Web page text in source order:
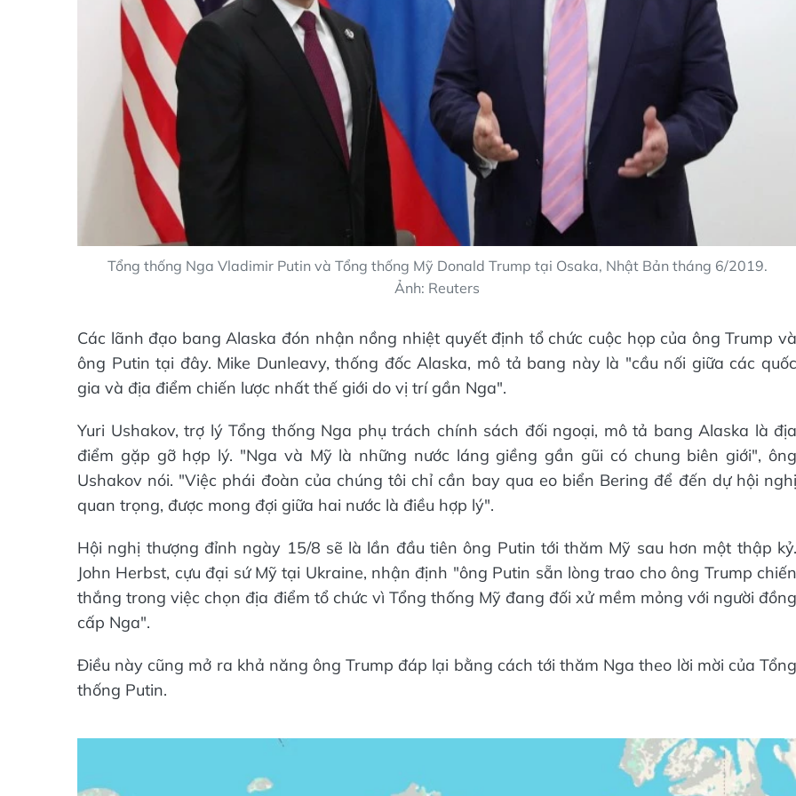
Tổng thống Nga Vladimir Putin và Tổng thống Mỹ Donald Trump tại Osaka, Nhật Bản tháng 6/2019.
Ảnh: Reuters
Các lãnh đạo bang Alaska đón nhận nồng nhiệt quyết định tổ chức cuộc họp của ông Trump và
ông Putin tại đây. Mike Dunleavy, thống đốc Alaska, mô tả bang này là "cầu nối giữa các quốc
gia và địa điểm chiến lược nhất thế giới do vị trí gần Nga".
Yuri Ushakov, trợ lý Tổng thống Nga phụ trách chính sách đối ngoại, mô tả bang Alaska là địa
điểm gặp gỡ hợp lý. "Nga và Mỹ là những nước láng giềng gần gũi có chung biên giới", ông
Ushakov nói. "Việc phái đoàn của chúng tôi chỉ cần bay qua eo biển Bering để đến dự hội nghị
quan trọng, được mong đợi giữa hai nước là điều hợp lý".
Hội nghị thượng đỉnh ngày 15/8 sẽ là lần đầu tiên ông Putin tới thăm Mỹ sau hơn một thập kỷ.
John Herbst, cựu đại sứ Mỹ tại Ukraine, nhận định "ông Putin sẵn lòng trao cho ông Trump chiến
thắng trong việc chọn địa điểm tổ chức vì Tổng thống Mỹ đang đối xử mềm mỏng với người đồng
cấp Nga".
Điều này cũng mở ra khả năng ông Trump đáp lại bằng cách tới thăm Nga theo lời mời của Tổng
thống Putin.